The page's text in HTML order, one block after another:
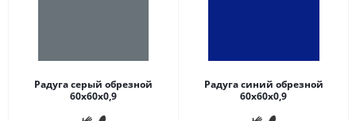
Радуга серый обрезной
60x60x0,9
Радуга синий обрезной
60x60x0,9